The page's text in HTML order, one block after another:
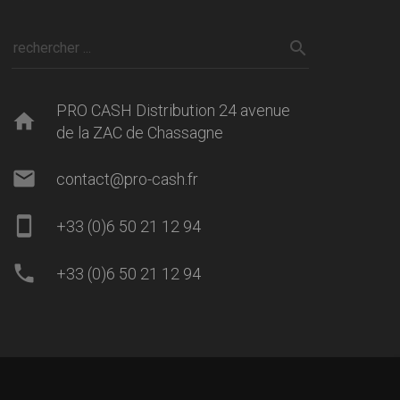
home
PRO CASH Distribution 24 avenue
de la ZAC de Chassagne
mail contact@pro-cash.fr
smartphone +33 (0)6 50 21 12 94
phone +33 (0)6 50 21 12 94